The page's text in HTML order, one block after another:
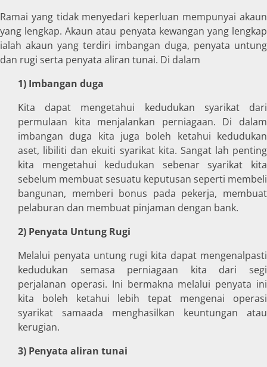
Ramai yang tidak menyedari keperluan mempunyai akaun
yang lengkap. Akaun atau penyata kewangan yang lengkap
ialah akaun yang terdiri imbangan duga, penyata untung
dan rugi serta penyata aliran tunai. Di dalam
1) Imbangan duga
Kita dapat mengetahui kedudukan syarikat dari
permulaan kita menjalankan perniagaan. Di dalam
imbangan duga kita juga boleh ketahui kedudukan
aset, libiliti dan ekuiti syarikat kita. Sangat lah penting
kita mengetahui kedudukan sebenar syarikat kita
sebelum membuat sesuatu keputusan seperti membeli
bangunan, memberi bonus pada pekerja, membuat
pelaburan dan membuat pinjaman dengan bank.
2) Penyata Untung Rugi
Melalui penyata untung rugi kita dapat mengenalpasti
kedudukan semasa perniagaan kita dari segi
perjalanan operasi. Ini bermakna melalui penyata ini
kita boleh ketahui lebih tepat mengenai operasi
syarikat samaada menghasilkan keuntungan atau
kerugian.
3) Penyata aliran tunai